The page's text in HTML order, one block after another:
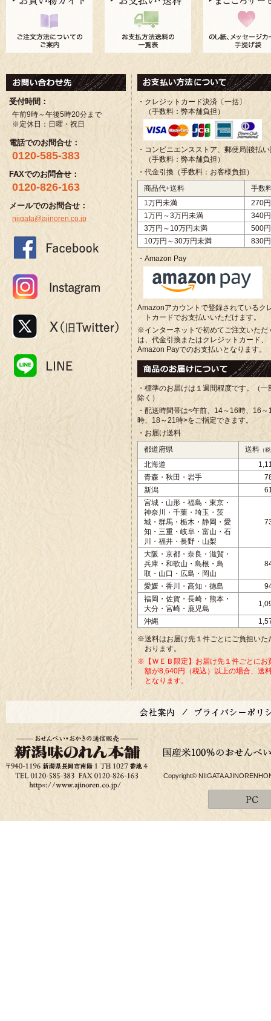
受付時間：
午前9時～午後5時20分まで
※定休日：日曜・祝日
電話でのお問合せ：
0120-585-383
FAXでのお問合せ：
0120-826-163
メールでのお問合せ：
niigata@ajinoren.co.jp
・クレジットカード決済〔一括〕
（手数料：弊本舗負担）
・コンビニエンスストア、郵便局[後払い]
（手数料：弊本舗負担）
・代金引換（手数料：お客様負担）
商品代+送料
手数
1万円未満
270円
1万円～3万円未満
340円
3万円～10万円未満
500円
10万円～30万円未満
830円
・Amazon Pay
Amazonアカウントで登録されているク
トカードでお支払いいただけます。
※インターネットで初めてご注文いただ
は、代金引換またはクレジットカード、
Amazon Payでのお支払いとなります。
・標準のお届けは１週間程度です。（一
除く）
・配送時間帯は<午前、 14～16時、16～
時、18～21時>をご指定できます。
・お届け送料
都道府県
送料 （
北海道
青森・秋田・岩手
新潟
宮城・山形・福島・東京・
神奈川・千葉・埼玉・茨
城・群馬・栃木・静岡・愛
知・三重・岐阜・富山・石
川・福井・長野・山梨
大阪・京都・奈良・滋賀・
兵庫・和歌山・島根・鳥
取・山口・広島・岡山
愛媛・香川・高知・徳島
福岡・佐賀・長崎・熊本・
大分・宮崎・鹿児島
沖縄
※送料はお届け先１件ごとにご負担いた
おります。
※【ＷＥＢ限定】お届け先１件ごとにお
額が8,640円（税込）以上の場合、送
となります。
Copyright© NIIGATA